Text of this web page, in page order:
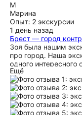
М
Марина
Опыт: 2 экскурсии
1 день назад
Брест — город
Зоя была нашим
про город. Наша
одного интересного
внимание к нашим
Ещё